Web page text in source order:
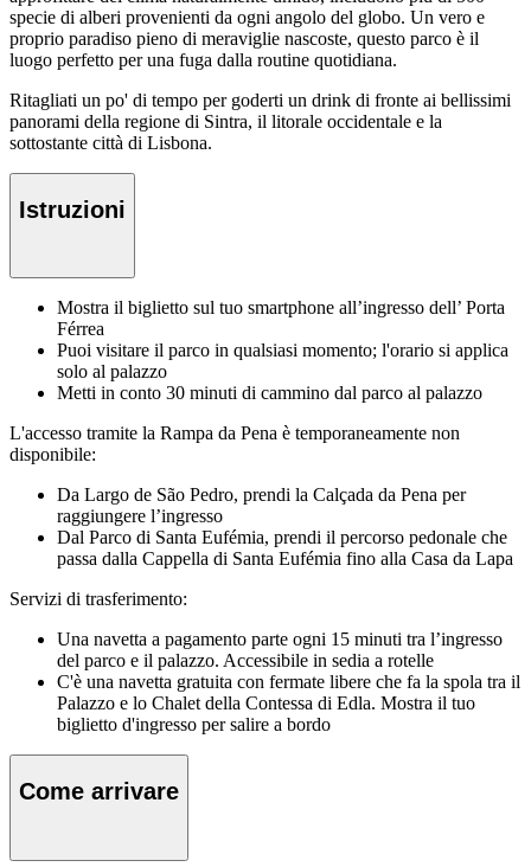
specie di alberi provenienti da ogni angolo del globo. Un vero e
proprio paradiso pieno di meraviglie nascoste, questo parco è il
luogo perfetto per una fuga dalla routine quotidiana.
Ritagliati un po' di tempo per goderti un drink di fronte ai bellissimi
panorami della regione di Sintra, il litorale occidentale e la
sottostante città di Lisbona.
Istruzioni
Mostra il biglietto sul tuo smartphone all’ingresso dell’ Porta
Férrea
Puoi visitare il parco in qualsiasi momento; l'orario si applica
solo al palazzo
Metti in conto 30 minuti di cammino dal parco al palazzo
L'accesso tramite la Rampa da Pena è temporaneamente non
disponibile:
Da Largo de São Pedro, prendi la Calçada da Pena per
raggiungere l’ingresso
Dal Parco di Santa Eufémia, prendi il percorso pedonale che
passa dalla Cappella di Santa Eufémia fino alla Casa da Lapa
Servizi di trasferimento:
Una navetta a pagamento parte ogni 15 minuti tra l’ingresso
del parco e il palazzo. Accessibile in sedia a rotelle
C'è una navetta gratuita con fermate libere che fa la spola tra il
Palazzo e lo Chalet della Contessa di Edla. Mostra il tuo
biglietto d'ingresso per salire a bordo
Come arrivare